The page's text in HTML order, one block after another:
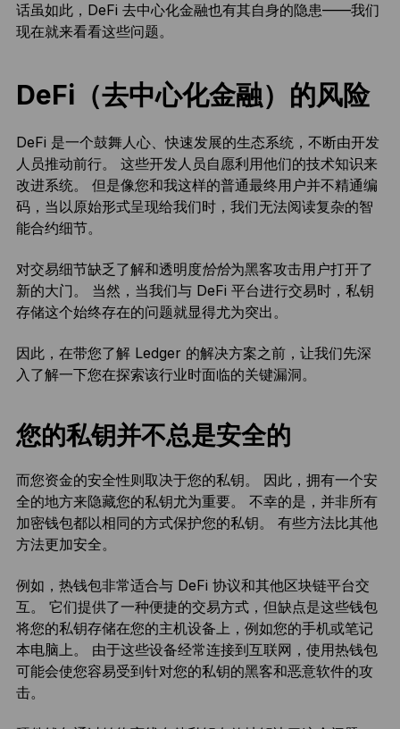
话虽如此，DeFi 去中心化金融也有其自身的隐患——我们
现在就来看看这些问题。
DeFi（去中心化金融）的风险
DeFi 是一个鼓舞人心、快速发展的生态系统，不断由开发
人员推动前行。 这些开发人员自愿利用他们的技术知识来
改进系统。 但是像您和我这样的普通最终用户并不精通编
码，当以原始形式呈现给我们时，我们无法阅读复杂的智
能合约细节。
对交易细节缺乏了解和透明度恰恰为黑客攻击用户打开了
新的大门。 当然，当我们与 DeFi 平台进行交易时，私钥
存储这个始终存在的问题就显得尤为突出。
因此，在带您了解 Ledger 的解决方案之前，让我们先深
入了解一下您在探索该行业时面临的关键漏洞。
您的私钥并不总是安全的
而您资金的安全性则取决于您的私钥。 因此，拥有一个安
全的地方来隐藏您的私钥尤为重要。 不幸的是，并非所有
加密钱包都以相同的方式保护您的私钥。 有些方法比其他
方法更加安全。
例如，热钱包非常适合与 DeFi 协议和其他区块链平台交
互。 它们提供了一种便捷的交易方式，但缺点是这些钱包
将您的私钥存储在您的主机设备上，例如您的手机或笔记
本电脑上。 由于这些设备经常连接到互联网，使用热钱包
可能会使您容易受到针对您的私钥的黑客和恶意软件的攻
击。